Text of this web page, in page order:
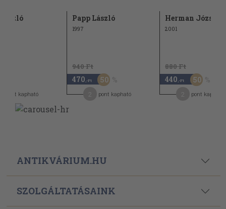
pont kapható
Papp László
1997
940 Ft
470 ,-Ft 50
pont kapható
Herman József
2001
880 Ft
440 ,-Ft 50
pont kapható
ANTIKVÁRIUM.HU
SZOLGÁLTATÁSAINK